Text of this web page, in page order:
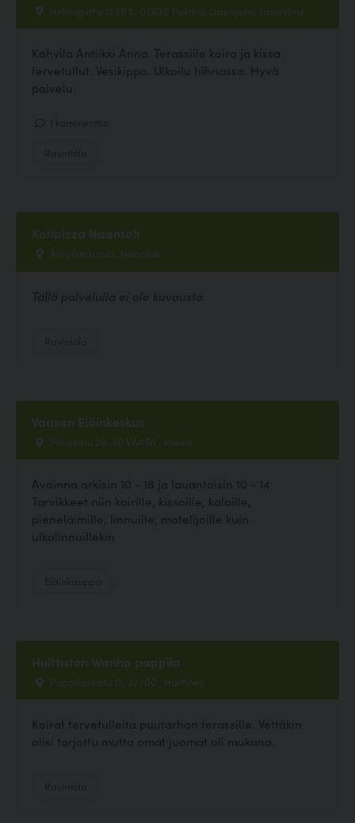
Helsingintie 1286 b, 07830 Pukaro, Lapinjärvi, Lapinjärvi
Kahvila Antiikki Anna. Terassiile koira ja kissa
tervetullut. Vesikippo. Ulkoilu hihnassa. Hyvä
palvelu.
Kotipizza Naantali
Alppilankatu 2, Naantali
Tällä palvelulla ei ole kuvausta.
Vaasan Eläinkeskus
Pitkäkatu 28-30 VAASA , Vaasa
Avoinna arkisin 10 - 18 ja lauantaisin 10 - 14
Tarvikkeet niin koirille, kissoille, kaloille,
pieneläimille, linnuille, matelijoille kuin
ulkolinnuillekin
Huittisten Wanha pappila
Pappilankatu 13, 32700 , Huittinen
Koirat tervetulleita puutarhan terassille. Vettäkin
olisi tarjottu mutta omat juomat oli mukana.